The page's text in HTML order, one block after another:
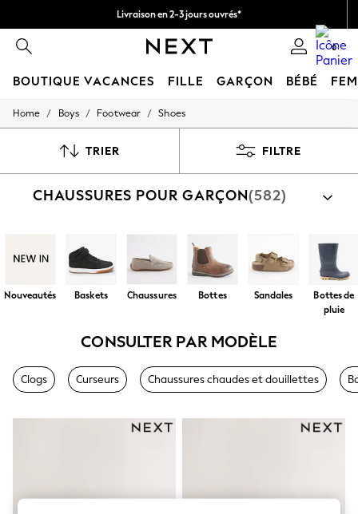
Livraison en 2-3 jours ouvrés*
Retours faciles* 0
BOUTIQUE VACANCES FILLE GARÇON BÉBÉ
HOLIDAY SHOP
All Swimwear
Beach Dresses & Kaftans
Jumpsuits & Playsuits
Linen Collection
Shorts
Sun Hats & Caps
T-Shirts & Vests
Men's Holiday Shop
All Swimwear
Bags & Luggage
Polo Shirts
Home / Boys / Footwear / Shoes
TRIER FILTRE
CHAUSSURES POUR GARÇON(582)
Nouveautés Baskets Chaussures Bottes Sandales
Bottes de
pluie
CONSULTER PAR MODÈLE
Clogs Curseurs Chaussures chaudes et douillettes